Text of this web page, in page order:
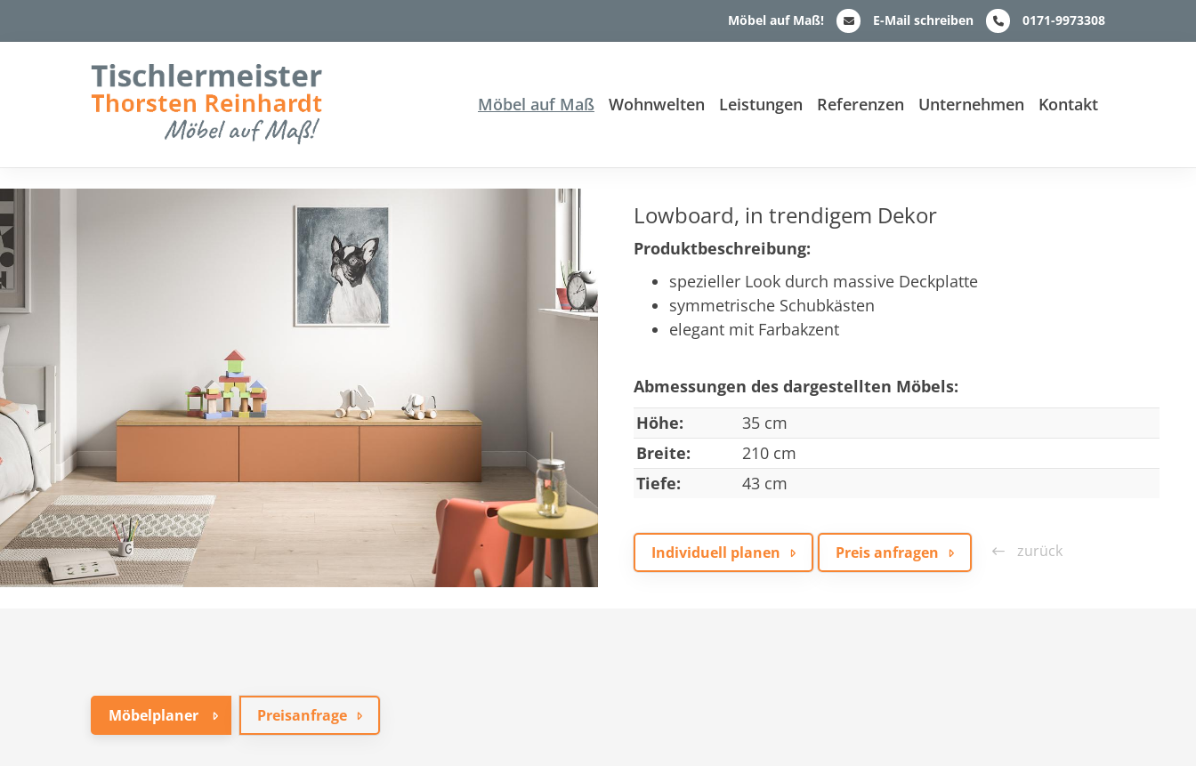
Möbel auf Maß! E-Mail schreiben 0171-9973308
Möbel auf Maß Wohnwelten Leistungen Referenzen Unternehmen Kontakt
Lowboard, in trendigem Dekor
Produktbeschreibung:
spezieller Look durch massive Deckplatte
symmetrische Schubkästen
elegant mit Farbakzent
Abmessungen des dargestellten Möbels:
Höhe:
35 cm
Breite:
210 cm
Tiefe:
43 cm
Individuell planen Preis anfragen zurück
Möbelplaner Preisanfrage